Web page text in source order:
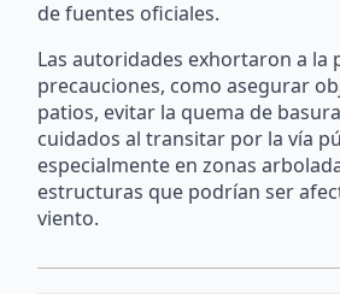
de fuentes oficiales.
Las autoridades exhortaron a la
precauciones, como asegurar
patios, evitar la quema de
cuidados al transitar por la vía
especialmente en zonas
estructuras que podrían ser
viento.